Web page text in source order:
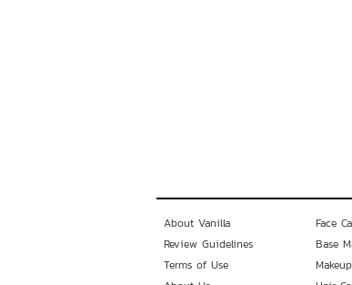
About Vanilla
Review Guidelines
Terms of Use
Face
Base
Makeup